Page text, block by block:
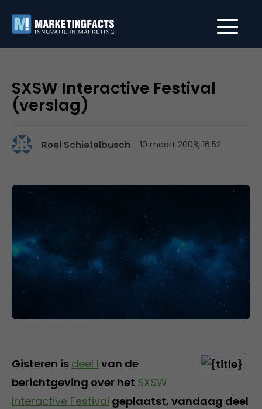
SXSW Interactive Festival
(verslag)
Roel Schiefelbusch 10 maart 2008, 16:52
Gisteren is deel I van de
berichtgeving over het SXSW
Interactive Festival geplaatst, vandaag deel